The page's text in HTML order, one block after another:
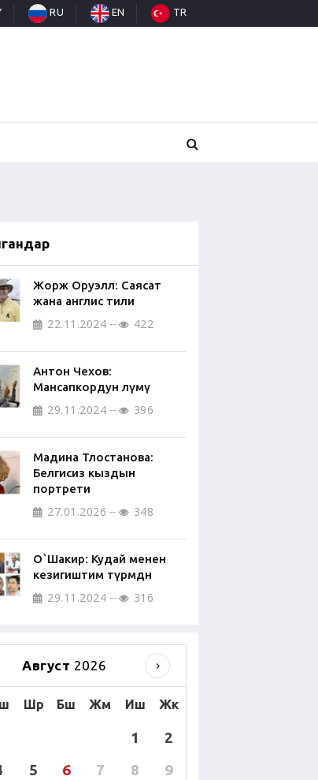
RU EN TR
Жорж Оруэлл: Саясат
жана англис тили
22.11.2024 422
Антон Чехов:
Мансапкордун өлүмү
29.11.2024 396
Мадина Тлостанова:
Белгисиз кыздын
портрети
27.01.2026 348
О`Шакир: Кудай менен
кезигиштим түрмөдөн
29.11.2024 316
Август 2026
Шр Бш Жм Иш Жк
1
2
5 6 7 8
9